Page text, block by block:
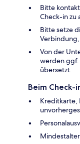
Bitte
Check-in zu
Bitte setze
Verbindung,
Von der
werden ggf.
übersetzt.
Beim Check-
Kreditkarte,